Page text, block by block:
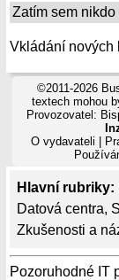
Hlavní rubriky:
Datová centra,
Zkušenosti a
Pozoruhodné IT
Zatím sem
Vkládání nových
©2011-2026
textech mohou
Provozovatel:
O vydavateli